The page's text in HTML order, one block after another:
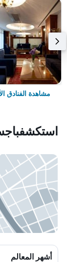
مشاهدة الفنادق
أشهر المعالم